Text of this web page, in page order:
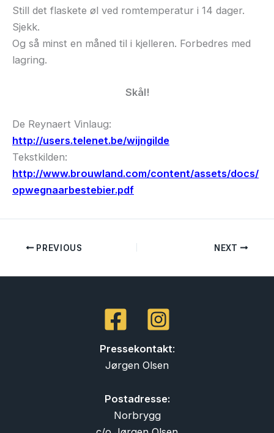
Still det flaskete øl ved romtemperatur i 14 dager.
Sjekk.
Og så minst en måned til i kjelleren. Forbedres med
lagring.
Skål!
De Reynaert Vinlaug:
http://users.telenet.be/wijngilde
Tekstkilden:
http://www.brouwland.com/content/assets/docs/
opwegnaarbestebier.pdf
PREVIOUS NEXT
Pressekontakt:
Jørgen Olsen
Postadresse:
Norbrygg